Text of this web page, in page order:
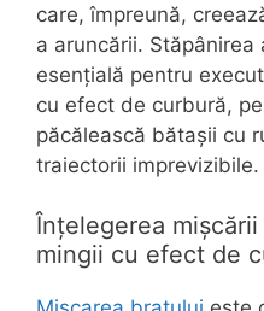
care, împreună,
a aruncării.
esențială pentru
cu efect de curbură,
păcălească bătașii cu
traiectorii imprevizibile.
Înțelegerea
mingii cu efect de